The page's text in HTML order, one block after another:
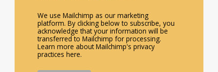
We use Mailchimp as our marketing
platform. By clicking below to subscribe, you
acknowledge that your information will be
transferred to Mailchimp for processing.
Learn more about Mailchimp's privacy
practices here.